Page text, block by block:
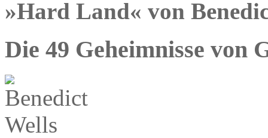
»Hard Land« von
Die 49 Geheimnisse von